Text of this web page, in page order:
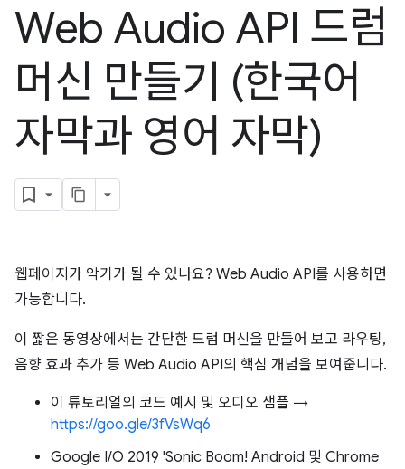
Web Audio API 드럼
머신 만들기 (한국어
자막과 영어 자막)
웹페이지가 악기가 될 수 있나요? Web Audio API를 사용하면
가능합니다.
이 짧은 동영상에서는 간단한 드럼 머신을 만들어 보고 라우팅,
음향 효과 추가 등 Web Audio API의 핵심 개념을 보여줍니다.
이 튜토리얼의 코드 예시 및 오디오 샘플 →
https://goo.gle/3fVsWq6
Google I/O 2019 'Sonic Boom! Android 및 Chrome